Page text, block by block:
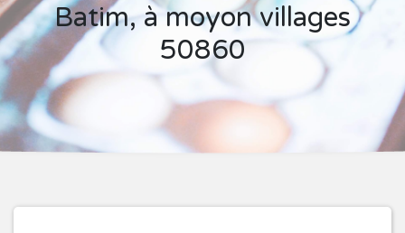
Batim, à moyon villages
50860